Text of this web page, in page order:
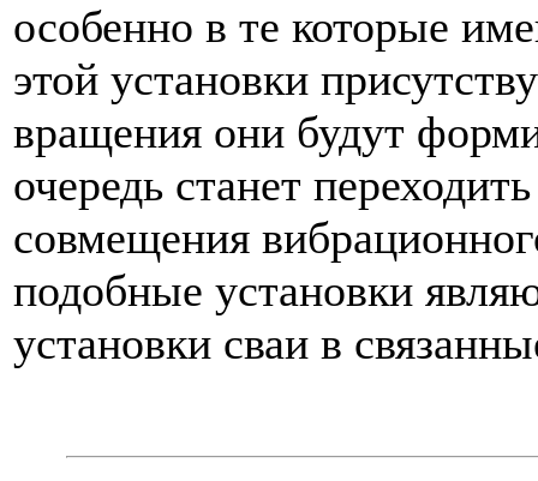
особенно в те которые
этой установки
вращения они будут
очередь станет
совмещения
подобные установки
установки сваи в